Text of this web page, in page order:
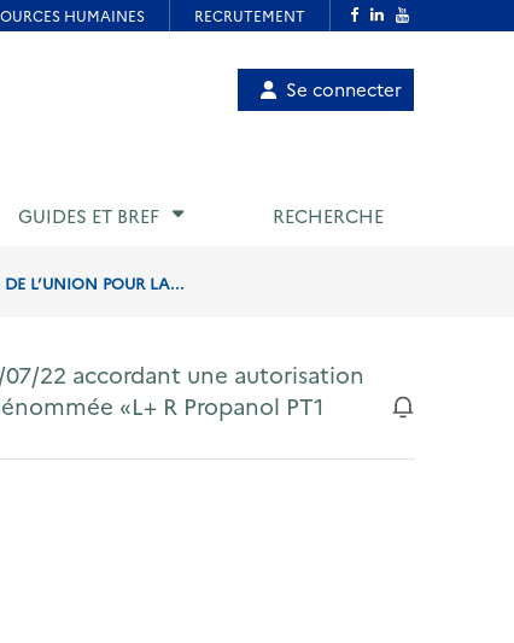
Menu
utilisateur
Se connecter
GUIDES ET BREF RECHERCHE
L’UNION POUR LA...
22 accordant une autorisation
«L+ R Propanol PT1